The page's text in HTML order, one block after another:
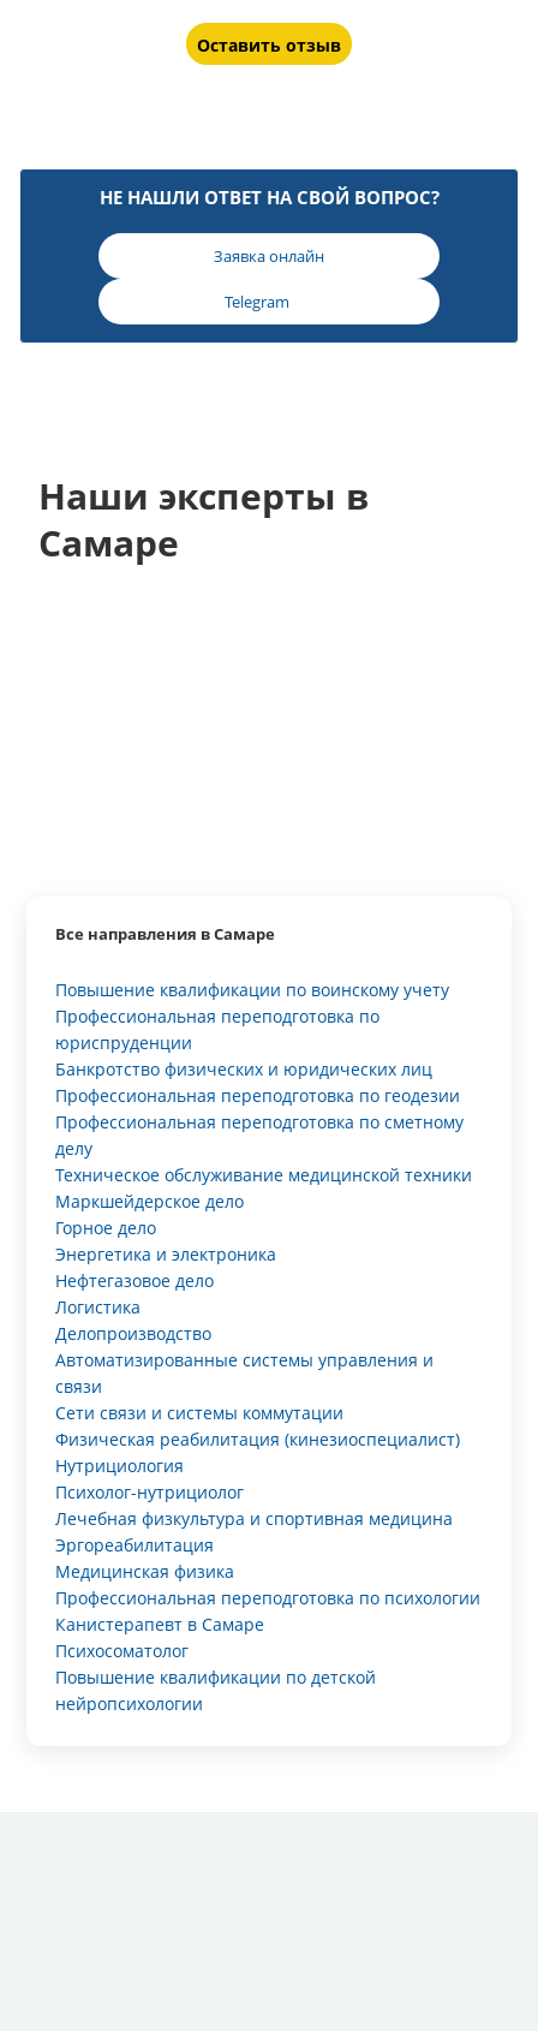
Оставить отзыв
НЕ НАШЛИ ОТВЕТ НА СВОЙ ВОПРОС?
Заявка онлайн
Telegram
Наши эксперты в
Самаре
Все направления в Самаре
Повышение квалификации по воинскому учету
Профессиональная переподготовка по
юриспруденции
Банкротство физических и юридических лиц
Профессиональная переподготовка по геодезии
Профессиональная переподготовка по сметному
делу
Техническое обслуживание медицинской техники
Маркшейдерское дело
Горное дело
Энергетика и электроника
Нефтегазовое дело
Логистика
Делопроизводство
Автоматизированные системы управления и
связи
Сети связи и системы коммутации
Физическая реабилитация (кинезиоспециалист)
Нутрициология
Психолог-нутрициолог
Лечебная физкультура и спортивная медицина
Эргореабилитация
Медицинская физика
Профессиональная переподготовка по психологии
Канистерапевт в Самаре
Психосоматолог
Повышение квалификации по детской
нейропсихологии